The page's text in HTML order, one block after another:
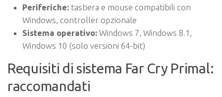
Periferiche: tastiera e mouse compatibili con
Windows, controller opzionale
Sistema operativo: Windows 7, Windows 8.1,
Windows 10 (solo versioni 64-bit)
Requisiti di sistema Far Cry Primal:
raccomandati